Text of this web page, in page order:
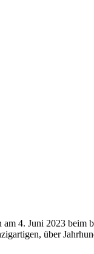
4. Juni 2023
über